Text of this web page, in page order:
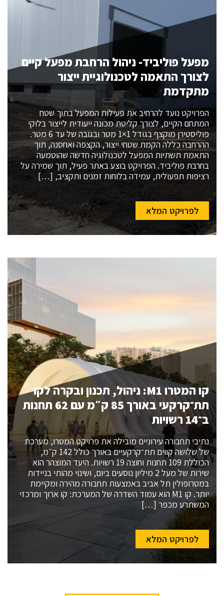
מפעל פוליביד- ניהול הרחבת מפעל קיים
לצורך התאמה לטכנולוגיית ייצור
מתקדמת
הפרויקט נועד להרחיב את פעילות המפעל בתוך שטח
המתחם הקיים, לצורך קליטת מכונה ייעודית לייצור בלוקי
פוליסטירן מוקצף בגודל 1×1 מטר ובגובה של עד 6 מטר.
ההרחבה כללה הקמת שטחי ייצור, הקצפה ואחסנה, תוך
התאמת תשתיות המפעל לטכנולוגיה חדשה שהוטמעה
בחרבת פוליביד. הפרויקט בוצע באתר פעיל, תוך שמירה על
רציפות תפעולית, עמידה בלוחות זמנים ותקציב, […]
לפרויקט המלא
קו המטרו M1: ניהול, תכנון ובקרה לקו
תת־קרקעי באורך 85 ק״מ עם 62 תחנות
ב־14 רשויות
נתיבי תחבורה עירוניים מובילה את פרויקט המטרו, מערכת
של שלושה קווים תת־קרקעיים באורך כולל 142 ק״מ,
הכוללת 109 תחנות וחוצה 19 רשויות. היעד המוצהר הוא
שירות של מעל 2 מיליון נוסעים ביום, ושינוי מהותי בניידות
במטרופולין תל אביב באמצעות תחבורה מהירה ומקיימת
יותר. קו M1 הוא עמוד השדרה של המערכת: קו ארוך ומרכזי
המשתרע מכפר […]
לפרויקט המלא